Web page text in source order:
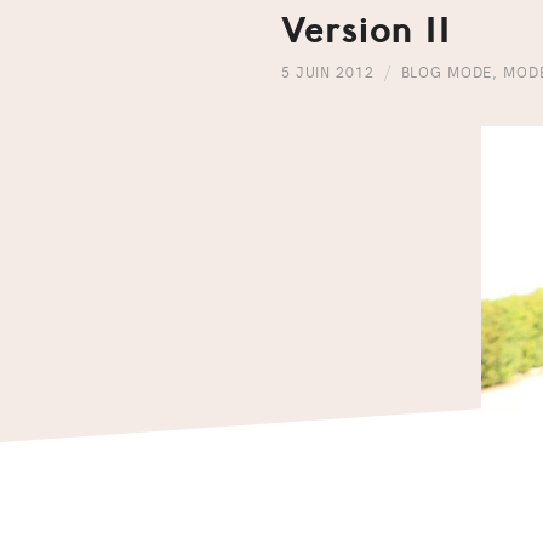
Version II
5 JUIN 2012 BLOG MODE